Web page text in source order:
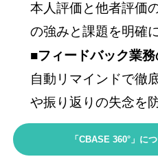
本人評価と他者評価
の強みと課題を明確
■フィードバック業
自動リマインドで徹
や振り返りの失念を
「CBASE 360°」に